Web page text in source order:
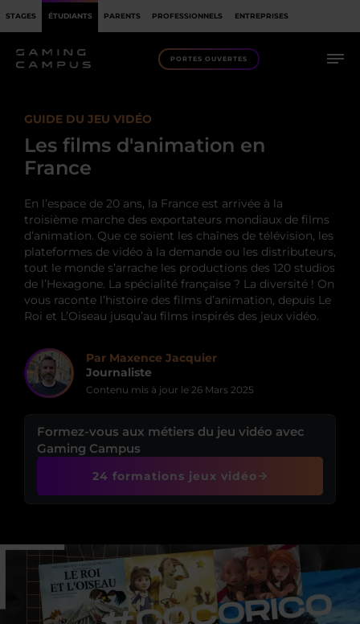
STAGES ÉTUDIANTS PARENTS PROFESSIONNELS ENTREPRISES
PORTES OUVERTES
GUIDE DU JEU VIDÉO
Les films d'animation en
France
En l’espace de 20 ans, la France est arrivée à la
troisième marche des exportateurs mondiaux de films
d’animation. Que ce soient les chaînes de télévision, les
plateformes de vidéo à la demande ou les distributeurs,
tout le monde s’arrache les productions des 120 studios
de l’Hexagone. La spécialité française ? La diversité ! On
vous raconte l’histoire des films d’animation, depuis Le
Roi et L’Oiseau jusqu’au films inspirés des jeux vidéo.
Par Maxence Jacquier
Journaliste
Contenu mis à jour le 26 Mars 2025
Formez-vous aux métiers du jeu vidéo avec
Gaming Campus
24 formations jeux vidéo